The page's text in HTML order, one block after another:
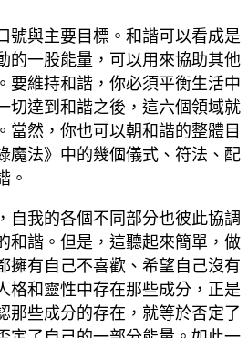
號與主要目標。和諧可以看成是
的一股能量，可以用來協助其他
要維持和諧，你必須平衡生活中
切達到和諧之後，這六個領域就
當然，你也可以朝和諧的整體目
魔法》中的幾個儀式、符法、配
。
自我的各個不同部分也彼此協調
和諧。但是，這聽起來簡單，做
擁有自己不喜歡、希望自己沒有
格和靈性中存在那些成分，正是
那些成分的存在，就等於否定了